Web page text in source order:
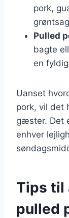
pork,
Pulled
bagte
en
Uanset
pork, vil det
gæster. Det
enhver
Tips til
pulled